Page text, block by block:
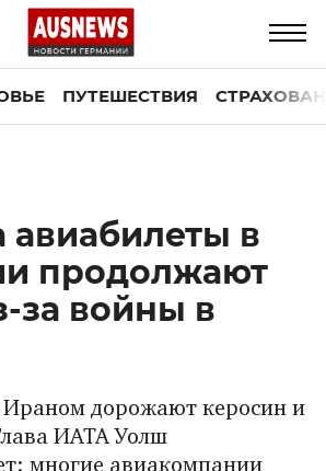
ПУТЕШЕСТВИЯ
в
продолжают
за войны в
Ираном дорожают керосин и
ИАТА Уолш
многие авиакомпании